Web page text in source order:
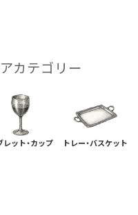
カテゴリー
レット・カップ トレー・バスケット